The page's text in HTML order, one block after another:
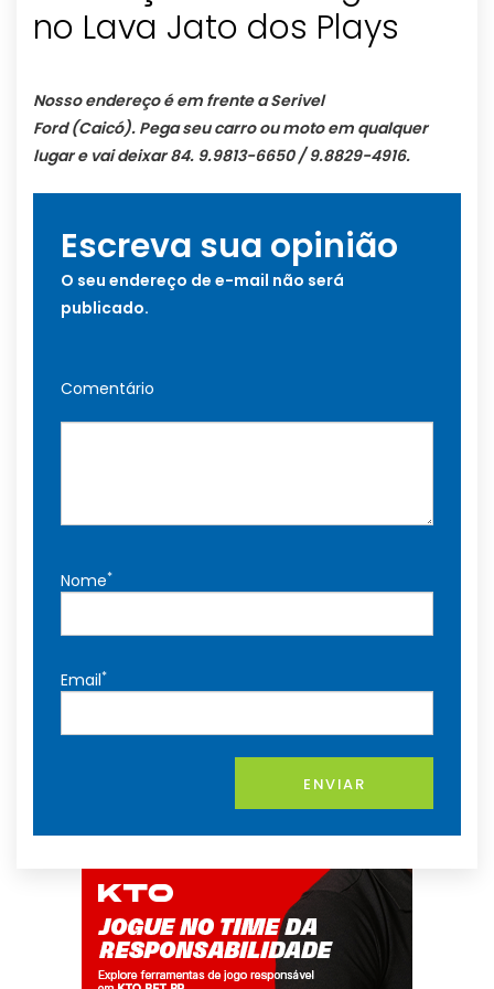
no Lava Jato dos Plays
Nosso endereço é em frente a Serivel
Ford (Caicó). Pega seu carro ou moto em qualquer
lugar e vai deixar 84. 9.9813-6650 / 9.8829-4916.
Escreva sua opinião
O seu endereço de e-mail não será
publicado.
Comentário
Nome*
Email*
ENVIAR